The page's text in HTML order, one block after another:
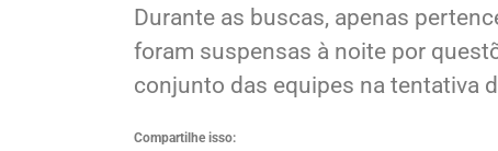
drone.
Durante as buscas, apenas
foram suspensas à noite por
conjunto das equipes na tentativa